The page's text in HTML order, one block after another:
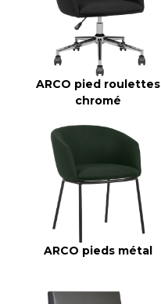
ARCO pied roulettes
chromé
ARCO pieds métal